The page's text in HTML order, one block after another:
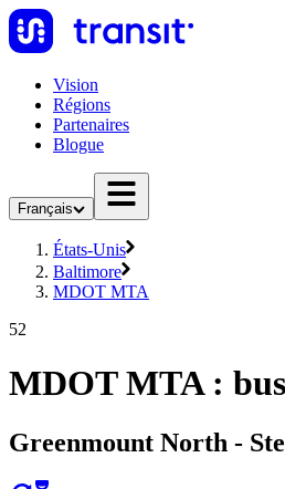
Vision
Régions
Partenaires
Blogue
Français
États-Unis
Baltimore
MDOT MTA
52
MDOT MTA :
Greenmount North -